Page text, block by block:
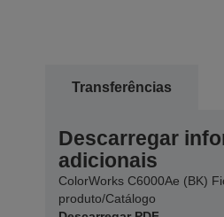
Transferências
Descarregar
adicionais
ColorWorks C6000Ae (BK)
produto/Catálogo